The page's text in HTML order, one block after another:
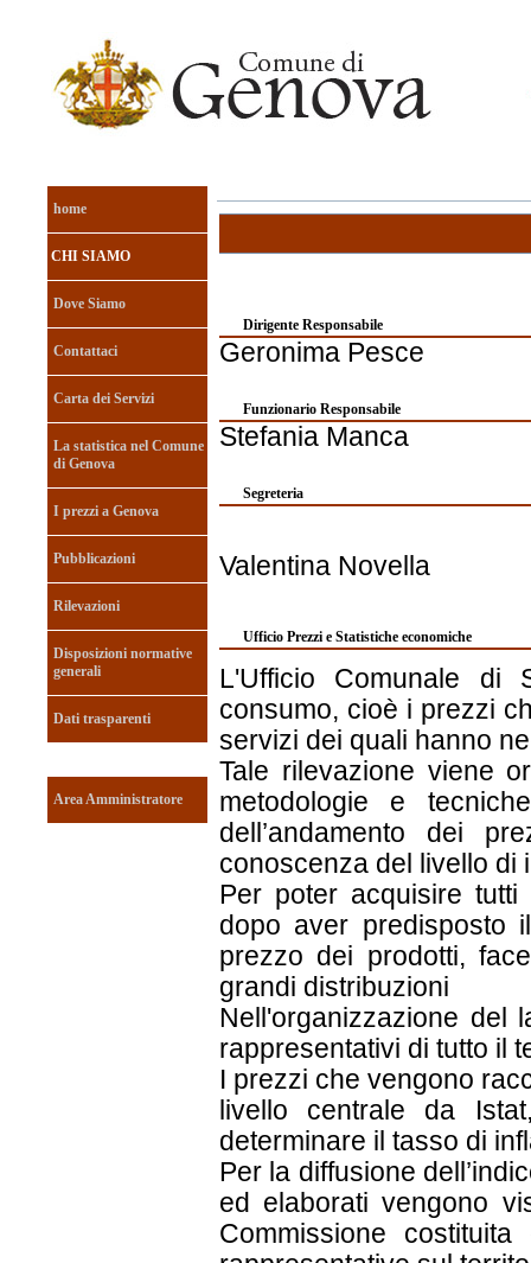
home
CHI SIAMO
Dove Siamo
Contattaci
Carta dei Servizi
La statistica nel Comune
di Genova
I prezzi a Genova
Pubblicazioni
Rilevazioni
Disposizioni normative
generali
Dati trasparenti
Area Amministratore
Dirigente Responsabile
Geronima Pesce
Funzionario Responsabile
Stefania Manca
Segreteria
Valentina Novella
Ufficio Prezzi e Statistiche economiche
L'Ufficio Comunale di
consumo, cioè i prezzi
servizi dei quali hanno
Tale rilevazione viene
metodologie e
dell’andamento dei
conoscenza del livello di
Per poter acquisire tutti
dopo aver predisposto
prezzo dei prodotti,
grandi distribuzioni
Nell'organizzazione del
rappresentativi di tutto il
I prezzi che vengono
livello centrale da
determinare il tasso di
Per la diffusione
ed elaborati vengono
Commissione